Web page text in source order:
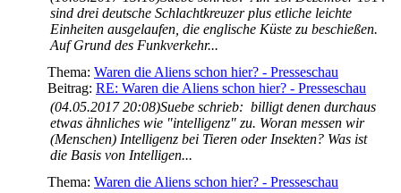
sind drei deutsche Schlachtkreuzer plus etliche leichte
Einheiten ausgelaufen, die englische Küste zu beschießen.
Auf Grund des Funkverkehr...
Thema: Waren die Aliens schon hier? - Presseschau
Beitrag: RE: Waren die Aliens schon hier? - Presseschau
(04.05.2017 20:08)Suebe schrieb: billigt denen durchaus
etwas ähnliches wie "intelligenz" zu. Woran messen wir
(Menschen) Intelligenz bei Tieren oder Insekten? Was ist
die Basis von Intelligen...
Thema: Waren die Aliens schon hier? - Presseschau